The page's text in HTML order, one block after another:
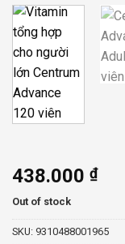
438.000 ₫
Out of stock
SKU: 9310488001965